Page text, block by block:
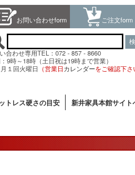
お問い合わせform ご注文form
合わせ専用TEL：072 - 857 - 8660
9時～18時（土日祝は19時まで営業）
１回火曜日 （営業日カレンダーをご確認下さ
トレス硬さの目安 新井家具本館サイト